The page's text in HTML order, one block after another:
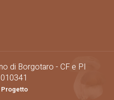
di Borgotaro - CF e PI
Progetto